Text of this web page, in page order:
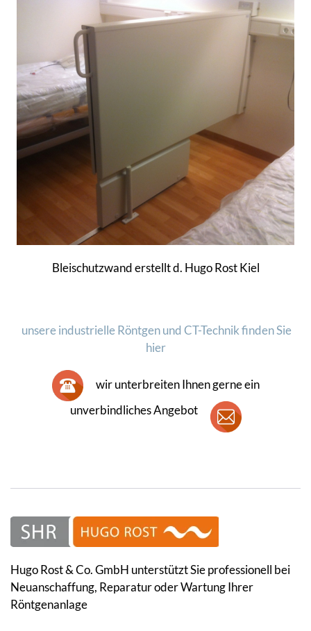
Bleischutzwand erstellt d. Hugo Rost Kiel
unsere industrielle Röntgen und CT-Technik finden Sie
hier
wir unterbreiten Ihnen gerne ein
unverbindliches Angebot
Hugo Rost & Co. GmbH unterstützt Sie professionell bei
Neuanschaffung, Reparatur oder Wartung Ihrer
Röntgenanlage